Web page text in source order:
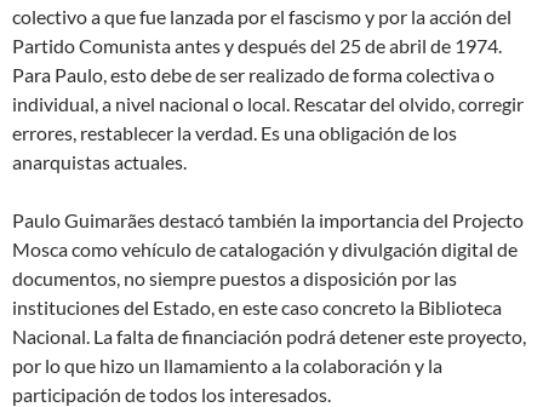
colectivo a que fue lanzada por el fascismo y por la acción del
Partido Comunista antes y después del 25 de abril de 1974.
Para Paulo, esto debe de ser realizado de forma colectiva o
individual, a nivel nacional o local. Rescatar del olvido, corregir
errores, restablecer la verdad. Es una obligación de los
anarquistas actuales.
Paulo Guimarães destacó también la importancia del Projecto
Mosca como vehículo de catalogación y divulgación digital de
documentos, no siempre puestos a disposición por las
instituciones del Estado, en este caso concreto la Biblioteca
Nacional. La falta de financiación podrá detener este proyecto,
por lo que hizo un llamamiento a la colaboración y la
participación de todos los interesados.